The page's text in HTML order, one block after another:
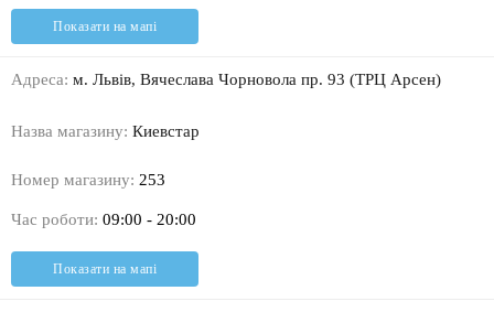
Показати на мапі
Адреса: м. Львів, Вячеслава Чорновола пр. 93 (ТРЦ Арсен)
Назва магазину: Киевстар
Номер магазину: 253
Час роботи: 09:00 - 20:00
Показати на мапі